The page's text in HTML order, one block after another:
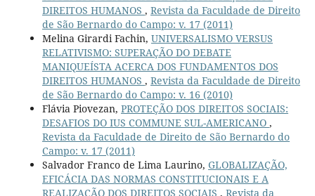
DIREITOS HUMANOS , Revista da Faculdade de Direito
de São Bernardo do Campo: v. 17 (2011)
Melina Girardi Fachin, UNIVERSALISMO VERSUS
RELATIVISMO: SUPERAÇÃO DO DEBATE
MANIQUEÍSTA ACERCA DOS FUNDAMENTOS DOS
DIREITOS HUMANOS , Revista da Faculdade de Direito
de São Bernardo do Campo: v. 16 (2010)
Flávia Piovezan, PROTEÇÃO DOS DIREITOS SOCIAIS:
DESAFIOS DO IUS COMMUNE SUL-AMERICANO ,
Revista da Faculdade de Direito de São Bernardo do
Campo: v. 17 (2011)
Salvador Franco de Lima Laurino, GLOBALIZAÇÃO,
EFICÁCIA DAS NORMAS CONSTITUCIONAIS E A
REALIZAÇÃO DOS DIREITOS SOCIAIS , Revista da